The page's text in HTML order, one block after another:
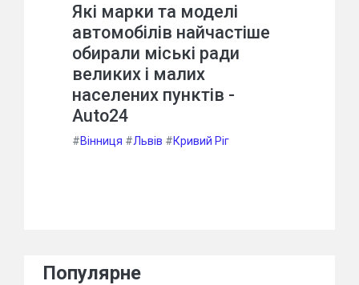
Які марки та моделі
автомобілів найчастіше
обирали міські ради
великих і малих
населених пунктів -
Auto24
#Вінниця #Львів #Кривий Ріг
Популярне